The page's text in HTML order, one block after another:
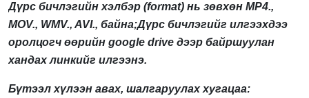
Дүрс бичлэгийн хэлбэр (format) нь зөвхөн MP4.,
MOV., WMV., AVI., байна;Дүрс бичлэгийг илгээхдээ
оролцогч өөрийн google drive дээр байршуулан
хандах линкийг илгээнэ.
Бүтээл хүлээн авах, шалгаруулах хугацаа: